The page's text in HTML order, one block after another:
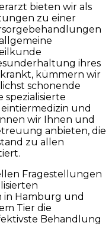
bieten wir als
zu einer
ihres
kümmern wir
schonende
und
wir Ihnen und
anbieten, die
zu allen
Fragestellungen
in Hamburg und
Tier die
Behandlung